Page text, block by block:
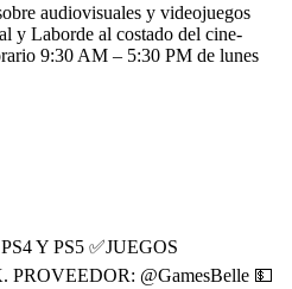
audiovisuales y videojuegos
y Laborde al costado del cine-
9:30 AM – 5:30 PM de lunes
Y PS5 ✅JUEGOS
@GamesBelle 💵